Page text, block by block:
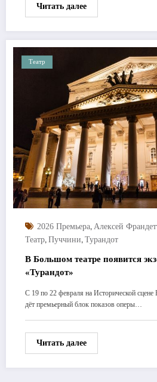
Читать далее
Театр
2026 Премьера, Алексей
Театр, Пуччини, Турандот
В Большом театре появится
«Турандот»
С 19 по 22 февраля на Исторической сцене
дёт премьерный блок показов оперы…
Читать далее